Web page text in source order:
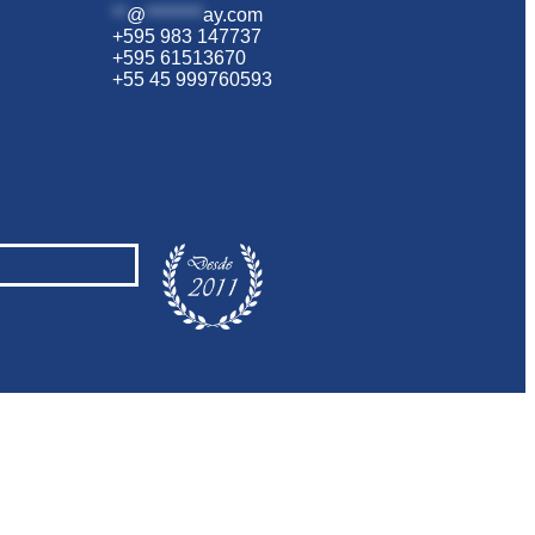
@ ******** ay.com
+595 983 147737
+595 61513670
+55 45 999760593